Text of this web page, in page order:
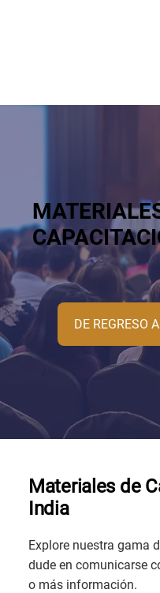
DE REGRESO
Materiales de
India
Explore nuestra gama
dude en comunicarse
o más información.